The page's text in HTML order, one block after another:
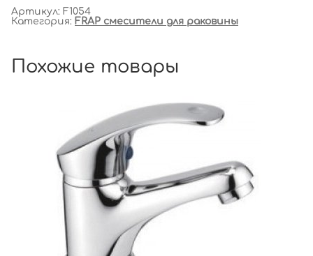
Артикул: F1054
Категория: FRAP смесители для раковины
Похожие товары